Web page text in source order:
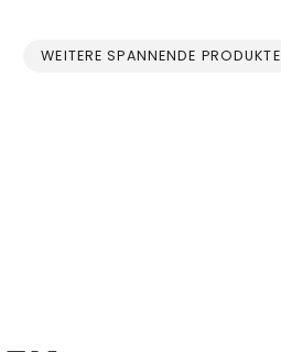
WEITERE SPANNENDE PRODUKTE